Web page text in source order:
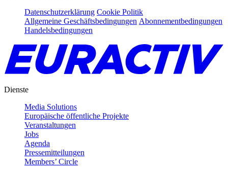
Datenschutzerklärung Cookie Politik
Allgemeine Geschäftsbedingungen Abonnementbedingungen
Handelsbedingungen
Dienste
Media Solutions
Europäische öffentliche Projekte
Veranstaltungen
Jobs
Agenda
Pressemitteilungen
Members’ Circle